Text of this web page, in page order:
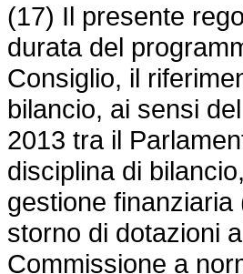
(17) Il presente
durata del
Consiglio, il
bilancio, ai sensi
2013 tra il
disciplina di
gestione
storno di dotazioni
Commissione a